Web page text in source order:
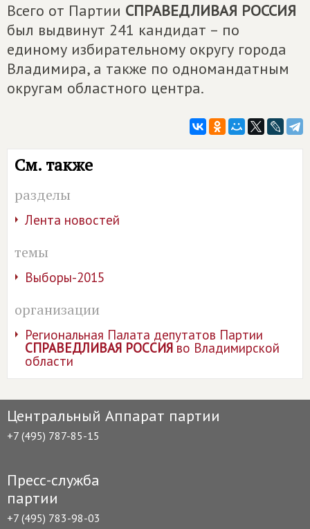
Всего от Партии СПРАВЕДЛИВАЯ РОССИЯ
был выдвинут 241 кандидат – по
единому избирательному округу города
Владимира, а также по одномандатным
округам областного центра.
См. также
разделы
Лента новостей
темы
Выборы-2015
организации
Региональная Палата депутатов Партии
СПРАВЕДЛИВАЯ РОССИЯво Владимирской
области
Центральный Аппарат партии
+7 (495) 787-85-15
Пресс-служба
партии
+7 (495) 783-98-03